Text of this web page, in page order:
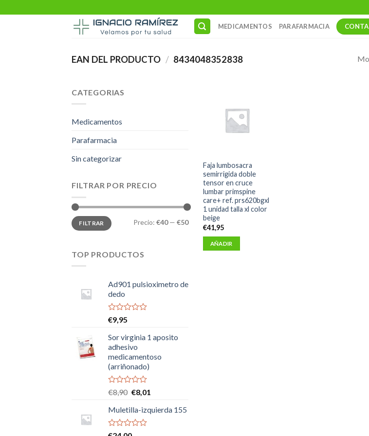
to
MEDICAMENTOS PARAFARMACIA
EAN DEL PRODUCTO / 8434048352838
CATEGORIAS
Medicamentos
Parafarmacia
Sin categorizar
FILTRAR POR PRECIO
Precio
mínimo
Precio
máximo
FILTRAR Precio: €40— €50
TOP PRODUCTOS
Ad901 pulsioximetro de
dedo
Valorado
con
0
de
5
€9,95
Sor virginia 1 aposito
adhesivo
medicamentoso
(arriñonado)
Valorado
con
0
de
5
€8,90 El
original
era:
€8,90.
€8,01
actual
Muletilla-izquierda 155
Valorado
Faja lumbosacra
semirrigida doble
tensor en cruce
lumbar primspine
care+ ref. prs620bgxl
1 unidad talla xl color
beige
€41,95
AÑADIR